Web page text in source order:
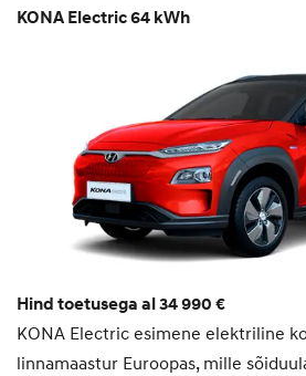
KONA Electric 64 kWh
Hind toetusega al 34 990 €
KONA Electric esimene elektriline
linnamaastur Euroopas, mille